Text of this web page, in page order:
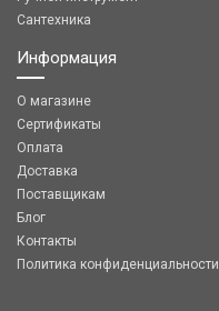
Сантехника
Информация
О магазине
Сертификаты
Оплата
Доставка
Поставщикам
Блог
Контакты
Политика конфиденциальности